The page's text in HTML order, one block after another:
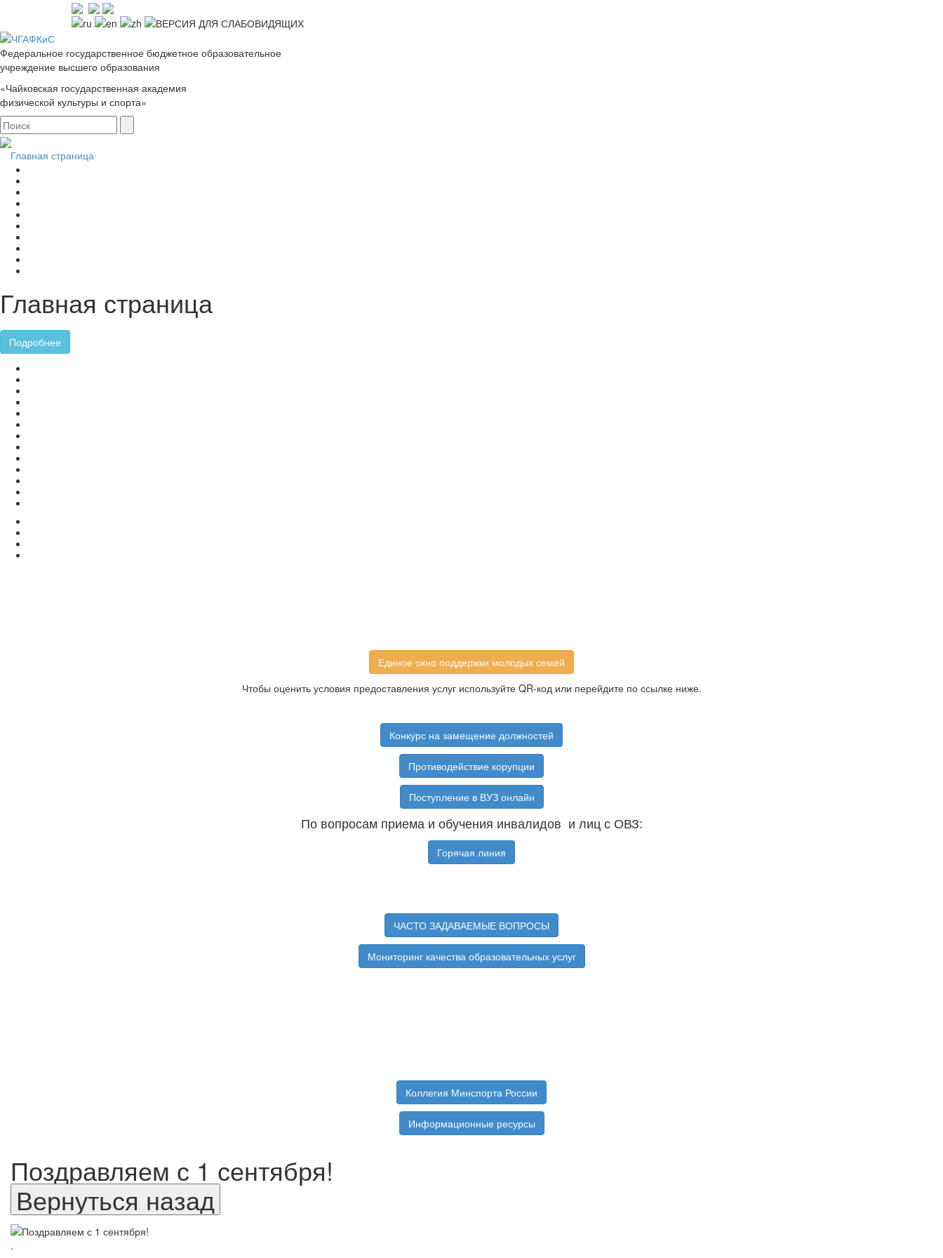
Федеральное государственное бюджетное образовательное
учреждение высшего образования
«Чайковская государственная академия
физической культуры и спорта»
Главная страница
Главная страница
Подробнее
Единое окно поддержки молодых семей
Чтобы оценить условия предоставления услуг используйте QR-код или перейдите по ссылке ниже.
Конкурс на замещение должностей
Противодействие корупции
Поступление в ВУЗ онлайн
По вопросам приема и обучения инвалидов и лиц с ОВЗ:
Горячая линия
ЧАСТО ЗАДАВАЕМЫЕ ВОПРОСЫ
Мониторинг качества образовательных услуг
Коллегия Минспорта России
Информационные ресурсы
Поздравляем с 1 сентября!
.